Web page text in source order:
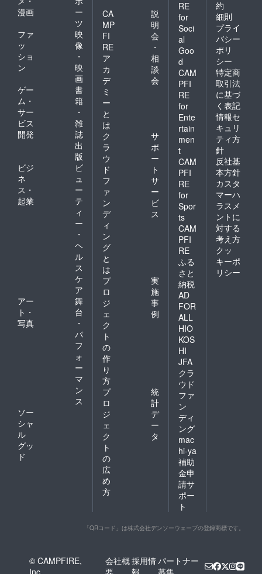
漫画
ー
ツ
ファ
ッ
ショ
ン
映
像
・
映
画
ゲー
ム・
サー
ビス
開発
書
籍
・
雑
誌
出
版
ビジ
ネ
ス・
起業
ビ
ュ
ー
テ
ィ
ー
・
ヘ
ル
ス
ケ
ア
アー
ト・
写真
舞
台
・
パ
フ
ォ
ー
マ
ン
ス
ソー
シャ
ル
グッ
ド
CA
MP
FI
RE
ア
カ
デ
ミ
ー
と
は
説
明
会
・
相
談
会
ク
ラ
ウ
ド
フ
ァ
ン
デ
ィ
ン
グ
と
は
サ
ポ
ー
ト
サ
ー
ビ
ス
プ
ロ
ジ
ェ
ク
ト
の
作
り
方
実
施
事
例
プ
ロ
ジ
ェ
ク
ト
の
広
め
方
統
計
デ
ー
タ
RE
for
Soci
al
Goo
d
CAM
PFI
RE
for
Ente
rtain
men
t
CAM
PFI
RE
for
Spor
ts
CAM
PFI
RE
ふる
さと
納税
AD
FOR
ALL
HIO
KOS
HI
JFA
クラ
ウド
ファ
ン
ディ
ング
mac
hi-ya
補助
金申
請サ
ポー
ト
約
細則
プライ
バシー
ポリ
シー
特定商
取引法
に基づ
く表記
情報セ
キュリ
ティ方
針
反社基
本方針
カスタ
マーハ
ラスメ
ントに
対する
考え方
クッ
キーポ
リシー
「QRコード」は株式会社デンソーウェーブの登録商標です。
© CAMPFIRE,
会社概採用情パートナー